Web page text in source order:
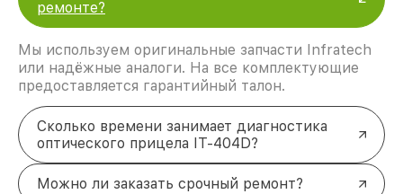
ремонте?
Мы используем оригинальные запчасти Infratech
или надёжные аналоги. На все комплектующие
предоставляется гарантийный талон.
Сколько времени занимает диагностика
оптического прицела IT-404D?
Можно ли заказать срочный ремонт?